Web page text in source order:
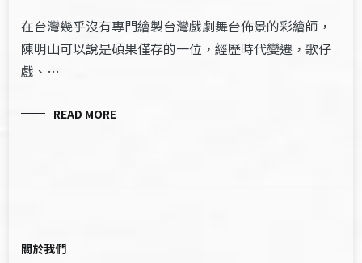
在台灣幾乎沒有專門繪製台灣戲劇舞台佈景的彩繪師，
陳明山可以說是碩果僅存的一位，經歷時代變遷，歌仔
戲、…
READ MORE
關於我們